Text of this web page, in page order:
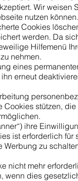
Wir weisen
nutzen können.
Cookies
werden. Da
Hilfemenü
nehmen.
eines
erneut
Cookies stützen,
ihre
ist erforderlich
Werbung zu
nicht mehr
wenn dies